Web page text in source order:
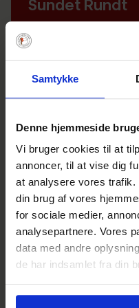
Samtykke
Denne hjemmeside
Vi bruger cookies til at
annoncer, til at vise dig
at analysere vores trafik.
din brug af vores
for sociale medier,
analysepartnere. Vores
data med andre
de har indsamlet fra din
Sundet Rundt
Notice of Race
Sejladsen
Sted:
Dato: 9. maj 2026
Tid: 10:00
Bureau
Resultatliste